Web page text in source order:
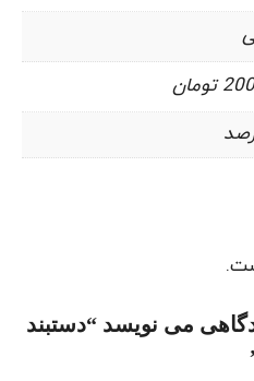
می نویسد “دستبند